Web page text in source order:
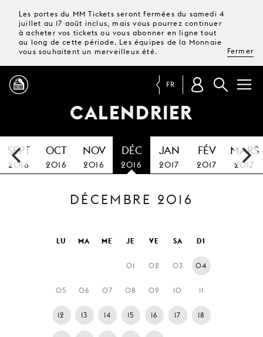
Les portes du MM Tickets seront fermées du samedi 4
juillet au 17 août inclus, mais vous pourrez continuer
à acheter vos tickets ou vous abonner en ligne tout
au long de cette période. Les équipes de la Monnaie
vous souhaitent un merveilleux été.
Fermer
PROGRAMME
MAGAZINE
TICKETS &
ABONNEMENTS
VISITE
LA
MONNAIE
FR
CALENDRIER
SEPT
2016
OCT
2016
NOV
2016
DÉC
2016
JAN
2017
FÉV
2017
MARS
2017
DÉCEMBRE 2016
LU MA ME JE VE SA DI
01 02 03 04
05 06 07 08 09 10 11
12 13 14 15 16 17 18